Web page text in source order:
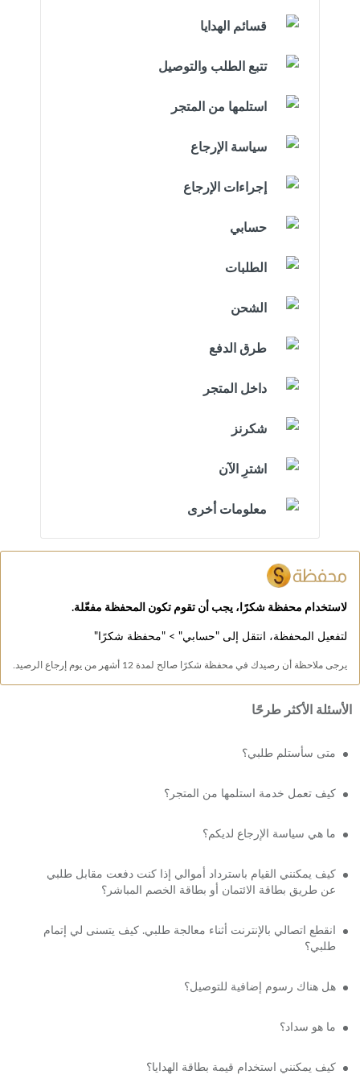
قسائم الهدايا
تتبع الطلب والتوصيل
استلمها من المتجر
سياسة الإرجاع
إجراءات الإرجاع
حسابي
الطلبات
الشحن
طرق الدفع
داخل المتجر
شكرنز
اشترِ الآن
معلومات أخرى
لاستخدام محفظة شكرًا، يجب أن تقوم تكون المحفظة مفعّلة.
لتفعيل المحفظة، انتقل إلى "حسابي" > "محفظة شكرًا"
يرجى ملاحظة أن رصيدك في محفظة شكرًا صالح لمدة 12 أشهر من يوم إرجاع الرصيد.
الأسئلة الأكثر طرحًا
متى سأستلم طلبي؟
كيف تعمل خدمة استلمها من المتجر؟
ما هي سياسة الإرجاع لديكم؟
كيف يمكنني القيام باسترداد أموالي إذا كنت دفعت مقابل طلبي
عن طريق بطاقة الائتمان أو بطاقة الخصم المباشر؟
انقطع اتصالي بالإنترنت أثناء معالجة طلبي. كيف يتسنى لي إتمام
طلبي؟
هل هناك رسوم إضافية للتوصيل؟
ما هو سداد؟
كيف يمكنني استخدام قيمة بطاقة الهدايا؟